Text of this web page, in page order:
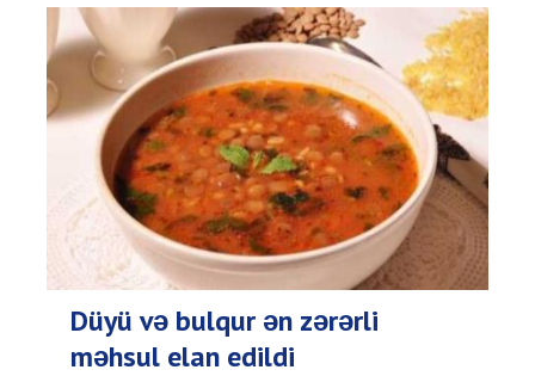
Düyü və bulqur ən zərərli
məhsul elan edildi